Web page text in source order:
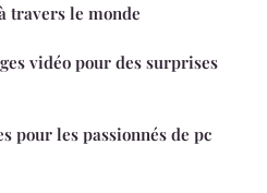
travers le monde
vidéo pour des surprises
pour les passionnés de pc